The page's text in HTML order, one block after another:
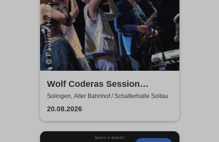
Wolf Coderas Session
Possible
Solingen, Alter Bahnhof / Schalterhalle Soltau
20.08.2026